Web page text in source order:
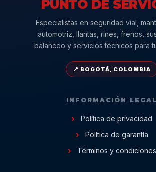
PUNTO DE
Especialistas en seguridad vial,
automotriz, llantas, rines, frenos,
balanceo y servicios técnicos para
📍 BOGOTÁ, COLOMBIA
INFORMACIÓN LEGAL
Política de privacidad
Política de garantía
Términos y condiciones